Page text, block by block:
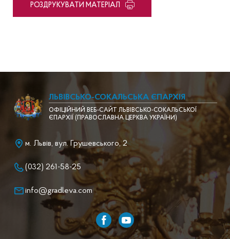
PОЗДРУКУВАТИ МАТЕРІАЛ
ЛЬВІВСЬКО-СОКАЛЬСЬКА ЄПАРХІЯ
ОФІЦІЙНИЙ ВЕБ-САЙТ ЛЬВІВСЬКО-СОКАЛЬСЬКОЇ
ЄПАРХІЇ (ПРАВОСЛАВНА ЦЕРКВА УКРАЇНИ)
м. Львів, вул. Грушевського, 2
(032) 261-58-25
info@gradleva.com